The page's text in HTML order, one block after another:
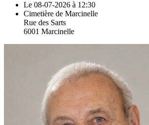
Le 08-07-2026 à 12:30
Cimetière de Marcinelle
Rue des Sarts
6001 Marcinelle